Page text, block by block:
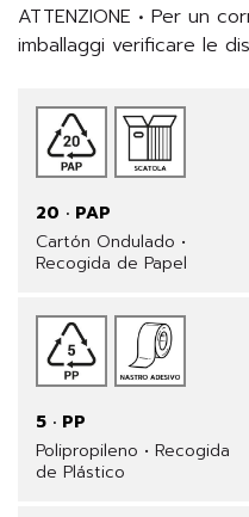
ATTENZIONE • Per un
imballaggi verificare le
20 · PAP
Cartón Ondulado •
Recogida de Papel
5 · PP
Polipropileno • Recogida
de Plástico